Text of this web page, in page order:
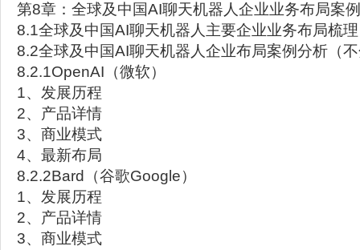
第8章：全球及中国AI聊天机器人企业业务布局案
8.1全球及中国AI聊天机器人主要企业业务布局梳理
8.2全球及中国AI聊天机器人企业布局案例分析（
8.2.1OpenAI（微软）
1、发展历程
2、产品详情
3、商业模式
4、最新布局
8.2.2Bard（谷歌Google）
1、发展历程
2、产品详情
3、商业模式